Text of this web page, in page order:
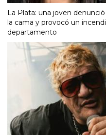
La Plata: una joven
la cama y provocó un
departamento